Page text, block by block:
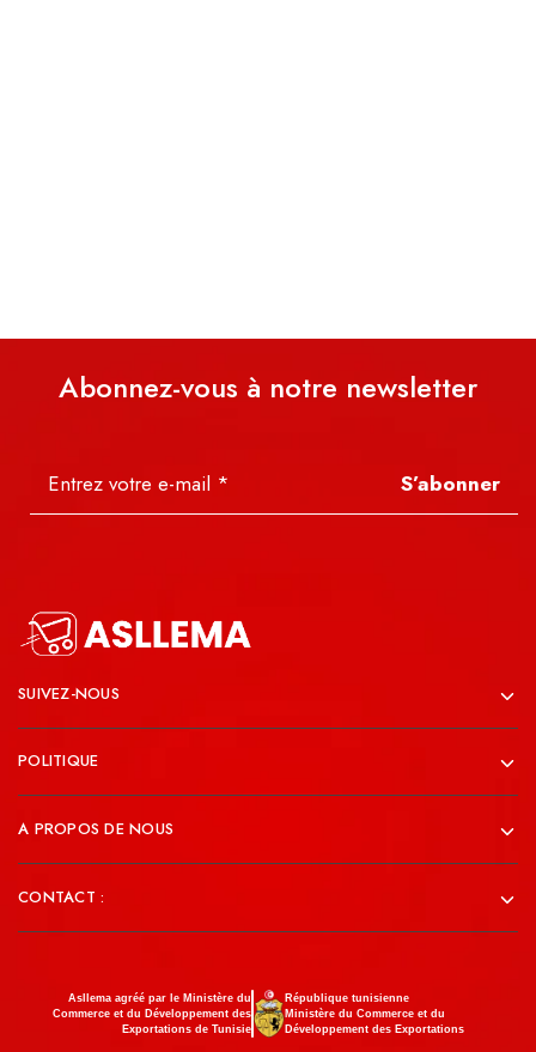
Abonnez-vous à notre newsletter
S’abonner
SUIVEZ-NOUS
POLITIQUE
A PROPOS DE NOUS
CONTACT :
Asllema agréé par le Ministère du
Commerce et du Développement des
Exportations de Tunisie
République tunisienne
Ministère du Commerce et du
Développement des Exportations